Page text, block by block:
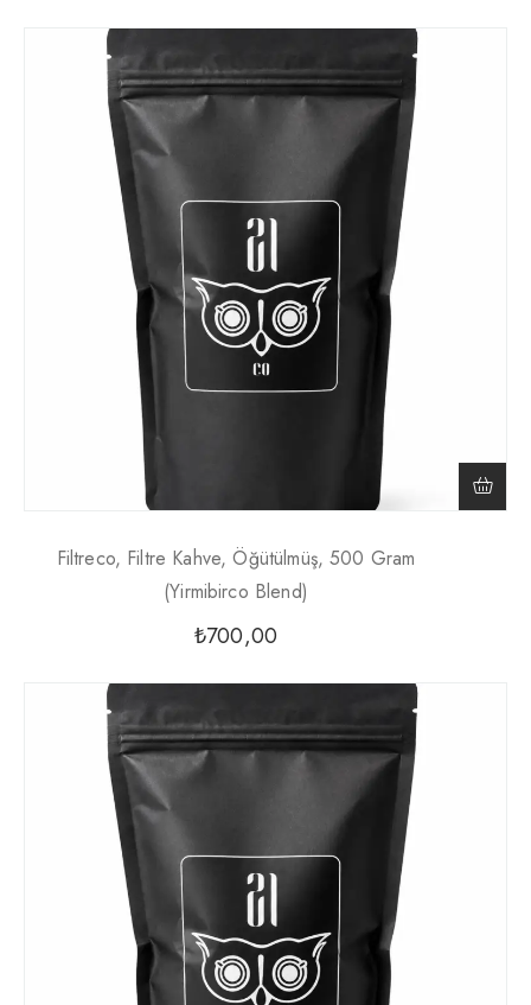
Filtreco, Filtre Kahve, Öğütülmüş, 500 Gram
(yirmibirco Blend)
₺700,00